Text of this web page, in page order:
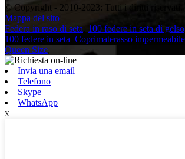
© Copyright - 2010-2023: Tutti i diritti riservati.
Mappa del sito
Federa in raso di seta, 100 federe in seta di gelso
100 federe in seta Coprimaterasso impermeabile
Queen Size,
Invia una email
Telefono
Skype
WhatsApp
x